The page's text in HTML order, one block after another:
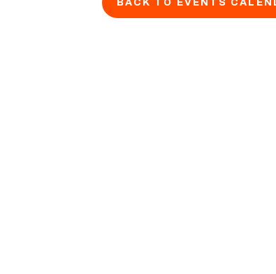
BACK TO EVENTS